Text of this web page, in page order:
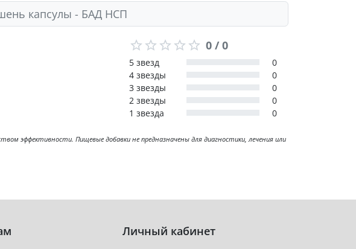
капсулы - БАД НСП
0 / 0
5 звезд
0
4 звезды
0
3 звезды
0
2 звезды
0
1 звезда
0
эффективности. Пищевые добавки не предназначены для диагностики, лечения или
Личный кабинет